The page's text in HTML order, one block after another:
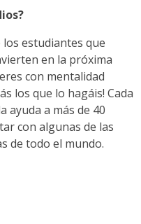
los estudiantes que
en la próxima
con mentalidad
los que lo hagáis! Cada
ayuda a más de 40
con algunas de las
de todo el mundo.